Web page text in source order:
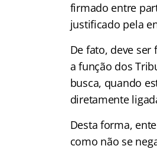
firmado entre
justificado pela
De fato, deve ser
a função dos
busca, quando
diretamente
Desta forma,
como não se